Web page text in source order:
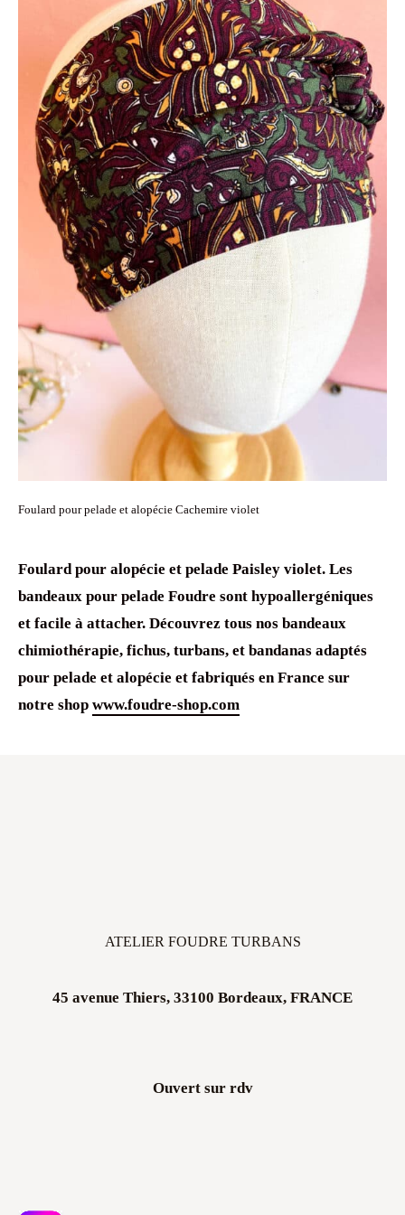
Foulard pour pelade et alopécie Cachemire violet
Foulard pour alopécie et pelade Paisley violet. Les
bandeaux pour pelade Foudre sont hypoallergéniques
et facile à attacher. Découvrez tous nos bandeaux
chimiothérapie , fichus, turbans, et bandanas adaptés
pour pelade et alopécie et fabriqués en France sur
notre shop www.foudre-shop.com
ATELIER FOUDRE TURBANS
45 avenue Thiers, 33100 Bordeaux, FRANCE
Ouvert sur rdv